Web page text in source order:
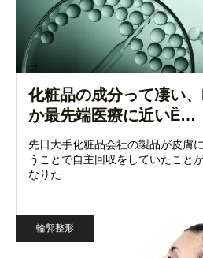
化粧品の成分って凄い
か最先端医療に近いȄ…
先日大手化粧品会社の製品が皮膚
うことで自主回収をしていたこと
なりた…
輪郭整形